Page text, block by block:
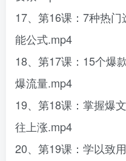
17、第16课：7种热
能公式.mp4
18、第17课：15个爆
爆流量.mp4
19、第18课：掌握爆
往上涨.mp4
20、第19课：学以致